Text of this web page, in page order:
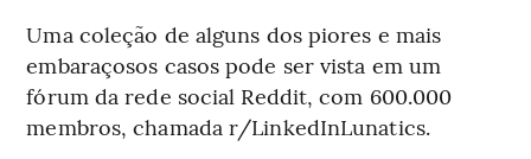
Uma coleção de alguns dos piores e mais
embaraçosos casos pode ser vista em um
fórum da rede social Reddit, com 600.000
membros, chamada r/LinkedInLunatics.